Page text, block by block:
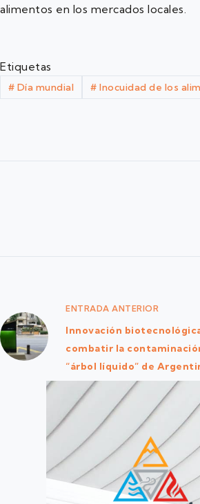
alimentos en los mercados locales.
Etiquetas
# Día mundial # Inocuidad de los
ENTRADA ANTERIOR
Innovación
combatir la
“árbol líquido” de